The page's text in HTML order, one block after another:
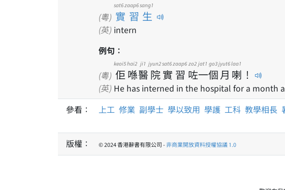
(粵) 實習生
sat6 zaap6 sang1
(英) intern
例句：
(粵) 佢
keoi5
喺
hai2
醫
ji1
院
jyun2
實
sat6
習
zaap6
咗
zo2
一
jat1
個
go3
月
jyut6
喇
laa1
！
(英) He has interned in the hospital for a month
參看：
上工 修業 副學士 學以致用 學護 工科 教學相長
版權： © 2024 香港辭書有限公司 -非商業開放資料授權協議 1.0